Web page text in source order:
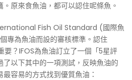
原來食魚油，都可以認住呢條魚。
Fish Oil Standard (國際魚
專為魚油而設的審核標準。認住
要？IFOS為魚油訂立了一個「5星評
以下其中的一項測試，反映魚油的
容易的方式找到優質魚油：